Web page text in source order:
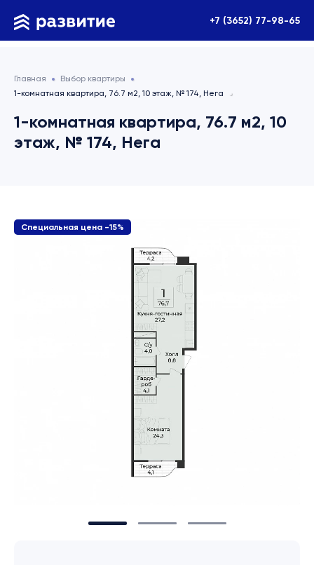
+7 (3652) 77-98-65
Главная
Выбор квартиры
1-комнатная квартира, 76.7 м2, 10 этаж, № 174, Нега
1-комнатная квартира, 76.7 м2, 10
этаж, № 174, Нега
Специальная цена -15%